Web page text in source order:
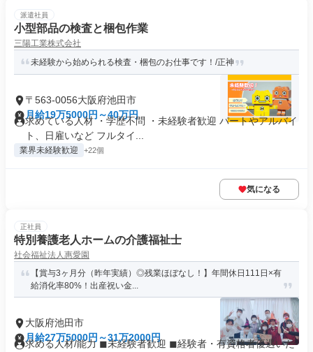
派遣社員
小型部品の検査と梱包作業
三陽工業株式会社
未経験から始められる検査・梱包のお仕事です！/正神
〒563-0056大阪府池田市
月給19万5000円～40万円
求めている人材 ・学歴不問 ・未経験者歓迎 パートやアルバイ
ト、日雇いなど フルタイ...
業界未経験歓迎 +22個
気になる
正社員
特別養護老人ホームの介護福祉士
社会福祉法人惠愛園
【賞与3ヶ月分（昨年実績）◎残業ほぼなし！】年間休日111日×有
給消化率80%！出産祝い金...
大阪府池田市
月給27万5000円～31万2000円
求める人材/能力 ◼︎未経験者歓迎 ◼︎経験者・有資格者優遇いた